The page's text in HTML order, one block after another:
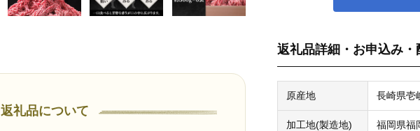
返礼品について
返礼品詳細・お申込み・
原産地 長崎県壱
加工地(製造地) 福岡県福